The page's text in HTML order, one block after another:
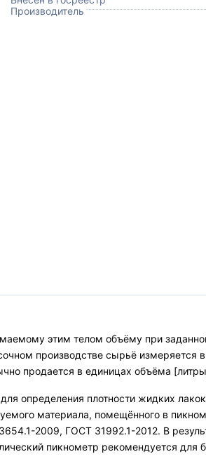
Производитель
этим телом объёму при
производстве сырьё
продается в единицах объёма
определения плотности жидких
материала, помещённого в
2009, ГОСТ 31992.1-2012. В
пикнометр рекомендуется